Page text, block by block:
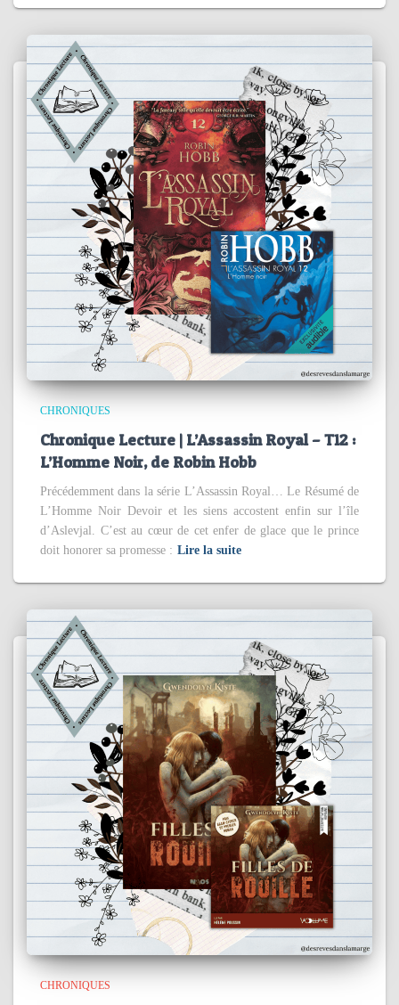
CHRONIQUES
Chronique Lecture | L’Assassin Royal – T12 :
L’Homme Noir, de Robin Hobb
Précédemment dans la série L’Assassin Royal… Le Résumé de
L’Homme Noir Devoir et les siens accostent enfin sur l’île
d’Aslevjal. C’est au cœur de cet enfer de glace que le prince
doit honorer sa promesse : Lire la suite
CHRONIQUES